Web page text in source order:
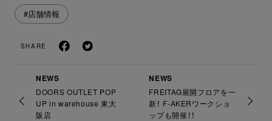
#店舗情報
SHARE
NEWS
DOORS OUTLET POP
UP in warehouse 東大
阪店
NEWS
FREITAG展開フロアを一
新！ F-AKERワークショ
ップも開催！！